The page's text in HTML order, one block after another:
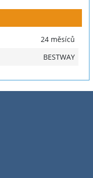
24 měsíců
BESTWAY